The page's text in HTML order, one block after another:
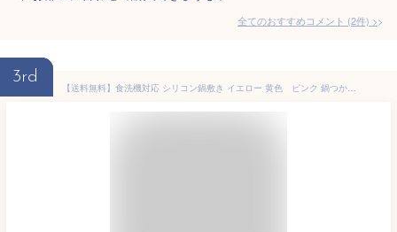
全てのおすすめコメント (2件) >
3rd
【送料無料】食洗機対応 シリコン鍋敷き イエロー 黄色 ピンク 鍋つかみ ビンのふた開け 耐熱230℃ フック付き 食洗器使用可 滑り止め